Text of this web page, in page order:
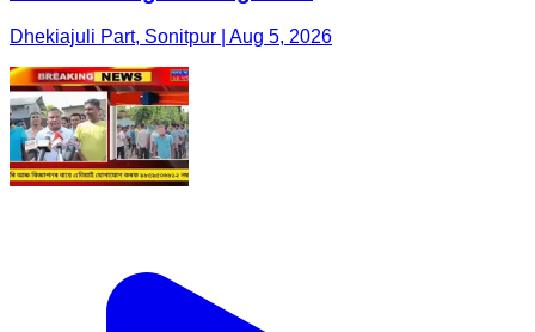
Dhekiajuli Part, Sonitpur | Aug 5, 2026